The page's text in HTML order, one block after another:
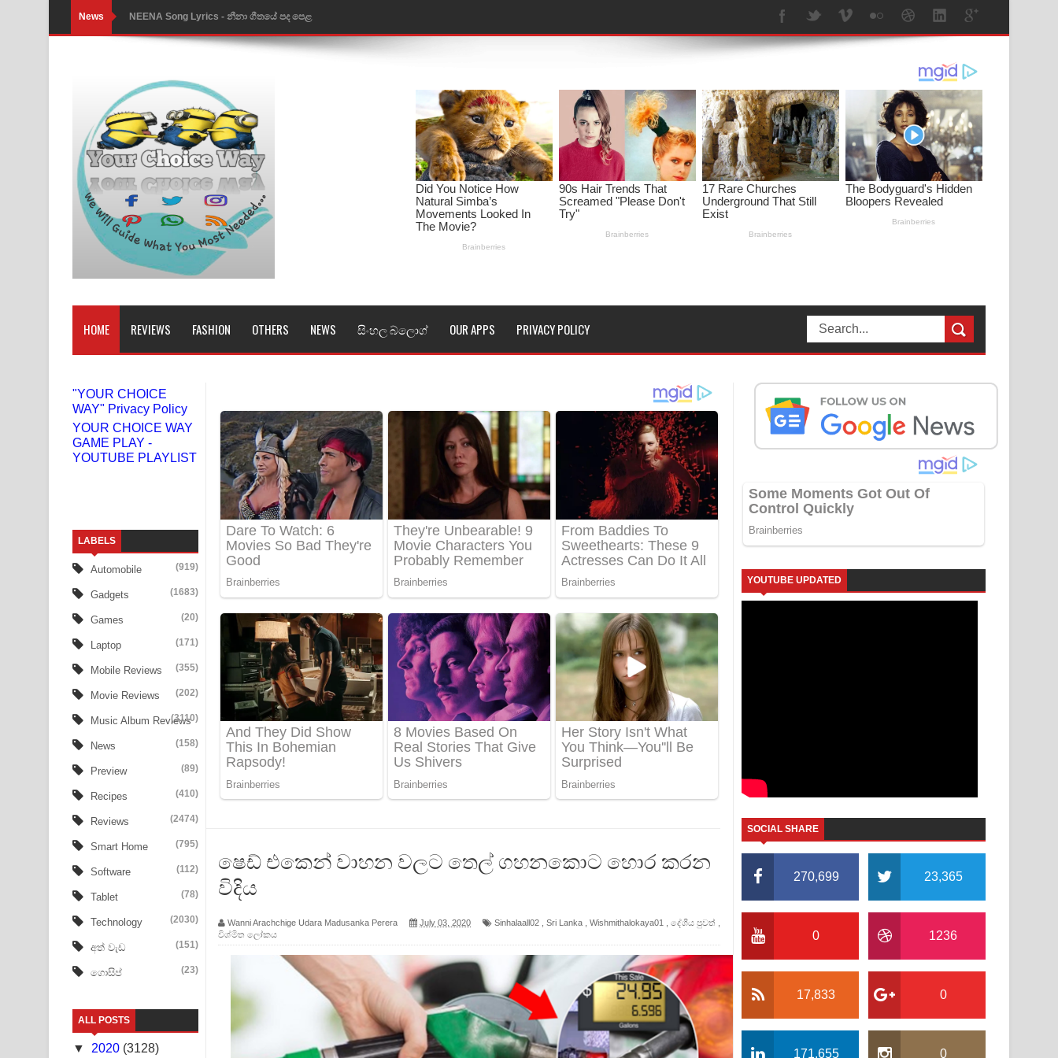
News Ahimi Wimai Himi Song Lyrics - අහිමි විමයි හිමි ගීතයේ පද පෙළ
Mathaka Parana Song Lyrics - මතක පාරනා ගීතයේ පද පෙළ
Nimnadhen Song Lyrics - නිම්නාදෙන් ගීතයේ පද පෙළ
Obamai Mage Adare Song Lyrics - ඔබමයි මගේ ආදරේ ගීතයේ පද පෙළ
Pansal Gihin Song Lyrics - පන්සල් ගිහිං ගීතයේ පද පෙළ
Ankeliya Song Lyrics - අංකෙළිය ගීතයේ පද පෙළ
DEAR GOD Song Lyrics - ඩියර් ගෝඩ් ගීතයේ පද පෙළ
MANAMALA KATHA Song Lyrics - මනමාල කතා ගීතයේ පද පෙළ
Dai Dai Lyrics - Shakira, Burna Boy | 2026 football world cup song lyrics
Numba Dun Aadare Song Lyrics - නුඹ දුන් ආදරේ ගීතයේ පද පෙළ
Liyamuda Dan Anagathe Song Lyrics - ලියමුද දැන් අනාගතේ ගීතයේ පද පෙළ
Doni Song Lyrics - දෝණි ගීතයේ පද පෙළ
Benthara Palame Song Lyrics - බෙන්තර පාලමේ ගීතයේ පද පෙළ
Sanda Babalena Song Lyrics - සඳ බැබලෙන ගීතයේ පද පෙළ
Adare Wadi Nisa Song Lyrics - ආදරේ වැඩි නිසා ගීතයේ පද පෙළ
UNUHUMA Song Lyrics - උණුහුම ගීතයේ පද පෙළ
Katakara Song Lyrics - කටකාර ගීතයේ පද පෙළ
Tharu Yaye Dilena Song Lyrics - තරු යායේ දිලෙනා ගීතයේ පද පෙළ
Ow Man Sosa Song Lyrics - ඔව් මං සෝසා ගීතයේ පද පෙළ
Heavy Weight Song Lyrics
FEVER DREAM Lyrics - Alex Warren
BTS : Hooligan Lyrics
PATHINIYE Song Lyrics - පතිනියනේ ගීතයේ පද පෙළ
Sorry Sir Song Lyrics - සොරි සර් ගීතයේ පද පෙළ
Mathaka Aluthin Liyanna Song Lyrics - මතක අලුතින් ලියන්න ගීතයේ පද පෙළ
Sandak Awith Song Lyrics - සඳක් ඇවිත් ගීතයේ පද පෙළ
HOME REVIEWS FASHION OTHERS NEWS සිංහල බ්ලොග් OUR APPS PRIVACY POLICY
"YOUR CHOICE
WAY" Privacy Policy
YOUR CHOICE WAY
GAME PLAY -
YOUTUBE PLAYLIST
LABELS
Automobile (919)
Gadgets (1683)
Games (20)
Laptop (171)
Mobile Reviews (355)
Movie Reviews (202)
Music Album Reviews
(3110)
News (158)
Preview (89)
Recipes (410)
Reviews (2474)
Smart Home (795)
Software (112)
Tablet (78)
Technology (2030)
අත් වැඩ (151)
ගොසිප් (23)
ALL POSTS
▼ 2020 (3128)
ෂෙඩ් එකෙන් වාහන වලට තෙල් ගහනකොට හොර කරන
විදිය
Wanni Arachchige Udara Madusanka Perera July 03, 2020 Sinhalaall02 Sri Lanka Wishmithalokaya01 දේශීය පුවත්
විශ්මිත ලෝකය
YOUTUBE UPDATED
SOCIAL SHARE
270,699 23,365
0 1236
17,833 0
171,655 0